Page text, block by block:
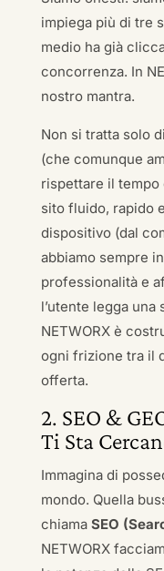
impiega più di tre
medio ha già
concorrenza. In
nostro mantra.
Non si tratta solo
(che comunque
rispettare il
sito fluido, rapido
dispositivo (dal
abbiamo sempre
professionalità e
l’utente legga una
NETWORX è
ogni frizione tra il
offerta.
2. SEO &
Ti Sta
Immagina di
mondo. Quella
chiama SEO
NETWORX